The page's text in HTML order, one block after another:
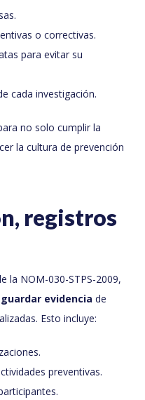
o correctivas.
para evitar su
cada investigación.
no solo cumplir la
la cultura de prevención
registros
la NOM-030-STPS-2009,
evidencia de
Esto incluye:
preventivas.